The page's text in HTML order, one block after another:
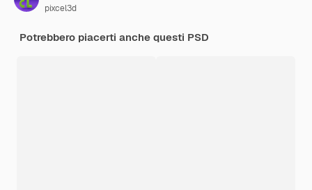
pixcel3d
Potrebbero piacerti anche questi PSD